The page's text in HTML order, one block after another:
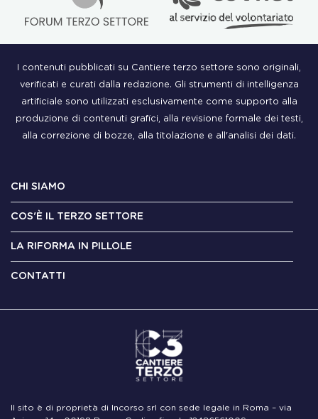
I contenuti pubblicati su Cantiere terzo settore sono originali,
verificati e curati dalla redazione. Gli strumenti di intelligenza
artificiale sono utilizzati esclusivamente come supporto alla
produzione di contenuti grafici, alla revisione formale dei testi,
alla correzione di bozze, alla titolazione e all'analisi dei dati.
CHI SIAMO
COS'È IL TERZO SETTORE
LA RIFORMA IN PILLOLE
CONTATTI
Il sito è di proprietà di Incorso srl con sede legale in Roma – via